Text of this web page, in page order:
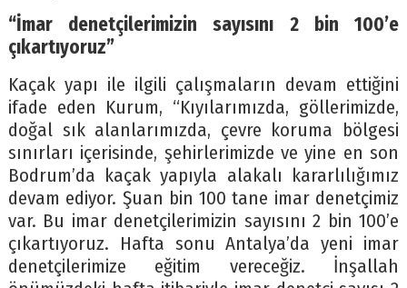
“İmar denetçilerimizin sayısını 2 bin 100’e
çıkartıyoruz”
Kaçak yapı ile ilgili çalışmaların devam ettiğini
ifade eden Kurum, “Kıyılarımızda, göllerimizde,
doğal sık alanlarımızda, çevre koruma bölgesi
sınırları içerisinde, şehirlerimizde ve yine en son
Bodrum’da kaçak yapıyla alakalı kararlılığımız
devam ediyor. Şuan bin 100 tane imar denetçimiz
var. Bu imar denetçilerimizin sayısını 2 bin 100’e
çıkartıyoruz. Hafta sonu Antalya’da yeni imar
denetçilerimize eğitim vereceğiz. İnşallah